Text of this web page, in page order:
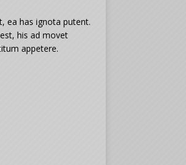
ea has ignota putent.
his ad movet
appetere.